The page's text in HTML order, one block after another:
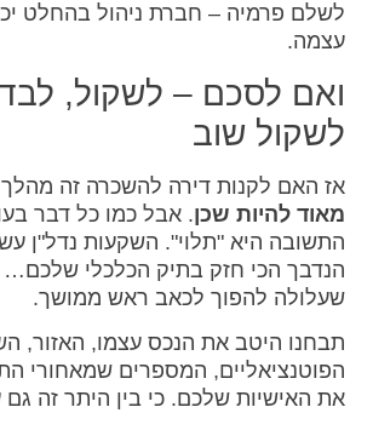
לשלם פרמיה – חברת ניהול בהחלט
עצמה.
ואם לסכם – לשקול,
לשקול שוב
אז האם לקנות דירה להשכרה זה
מאוד להיות שכן. אבל כמו כל דבר
התשובה היא "תלוי". השקעות נדל"ן
הנדבך הכי חזק בתיק הכלכלי שלכם…
שעלולה להפוך לכאב ראש ממושך.
תבחנו היטב את הנכס עצמו, האזור,
הפוטנציאליים, המספרים שמאחורי
את האישיות שלכם. כי בין היתר זה גם